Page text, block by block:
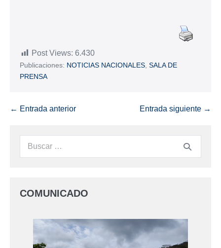
Post Views: 6.430
Publicaciones: NOTICIAS NACIONALES, SALA DE
PRENSA
← Entrada anterior Entrada siguiente →
COMUNICADO